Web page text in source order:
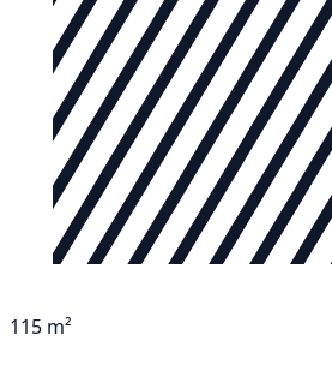
115 m²